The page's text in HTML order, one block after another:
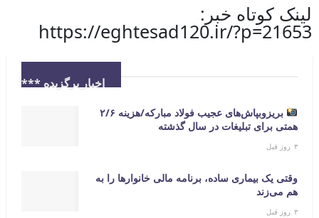
لینک کوتاه خبر:
https://eghtesad120.ir/?p=21653
اخبار برگزیده ***
بریزوبپاش‌های عجیب فولاد مبارکه/هزینه ۲/۶
همتی برای تبلیغات در سال گذشته
۳ روز قبل
وقتی یک بیماری ساده، برنامه مالی خانوارها را به
هم می‌زند
۳ روز قبل